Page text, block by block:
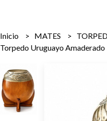
Inicio MATES
Torpedo Uruguayo Amaderado